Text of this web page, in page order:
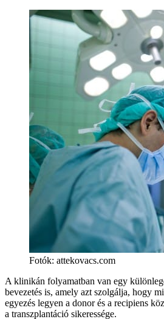
Fotók: attekovacs.com
A klinikán folyamatban van egy
bevezetés is, amely azt szolgálja, hogy
egyezés legyen a donor és a recipiens
a transzplantáció sikeressége.